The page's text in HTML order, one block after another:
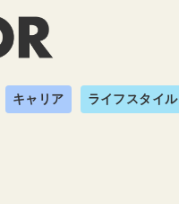
キャリア ライフスタイル